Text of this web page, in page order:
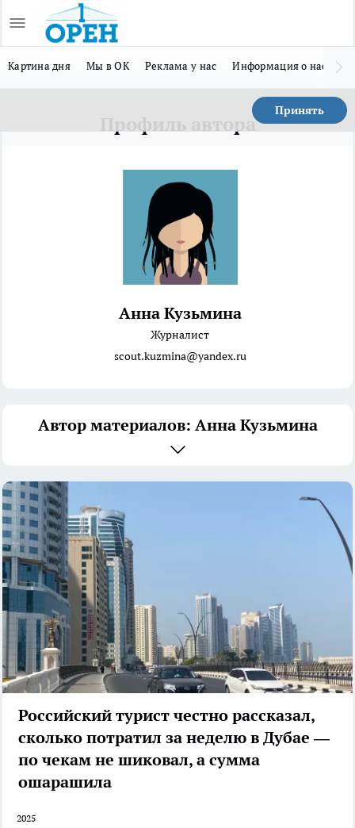
Картина дня Мы в ОК Реклама у нас Информация о нас
Принять
Профиль автора
Анна Кузьмина
Журналист
scout.kuzmina@yandex.ru
Автор материалов: Анна Кузьмина
Российский турист честно рассказал,
сколько потратил за неделю в Дубае —
по чекам не шиковал, а сумма
ошарашила
2025